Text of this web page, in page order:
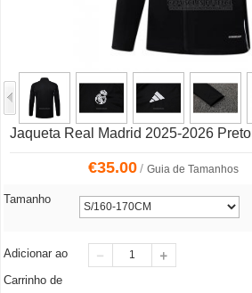
Jaqueta Real Madrid 2025-2026 Preto
€35.00/ Guia de Tamanhos
Tamanho
Adicionar ao
Carrinho de